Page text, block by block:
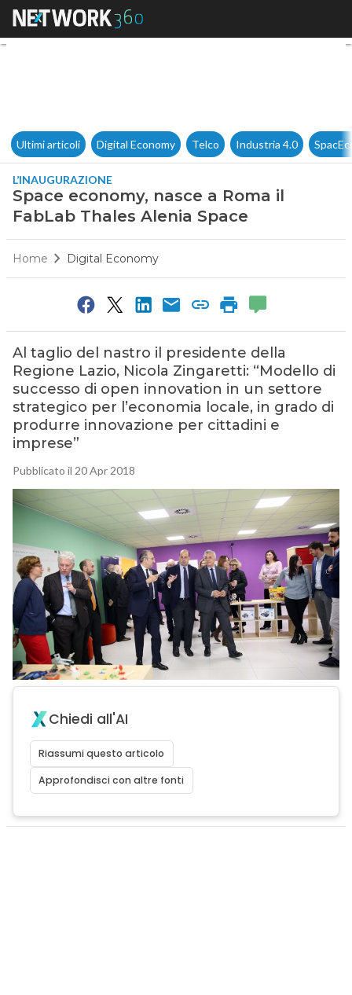
Space economy, nasce a
Ultimi articoli Digital Economy Telco Industria 4.0
L’INAUGURAZIONE
Space economy, nasce a Roma il
FabLab Thales Alenia Space
Home Digital Economy
Al taglio del nastro il presidente della
Regione Lazio, Nicola Zingaretti: “Modello di
successo di open innovation in un settore
strategico per l’economia locale, in grado di
produrre innovazione per cittadini e
imprese”
Pubblicato il 20 Apr 2018
Chiedi all'AI
Riassumi questo articolo
Approfondisci con altre fonti